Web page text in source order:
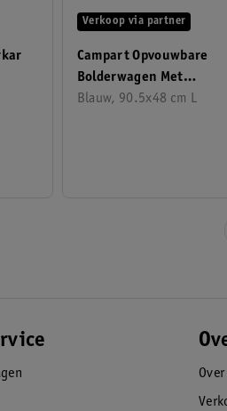
Campart Opvouwbare
Bolderwagen Met
Harmonicaframe 70 Kg
Blauw, 90.5x48 cm L
Verkoop via partner